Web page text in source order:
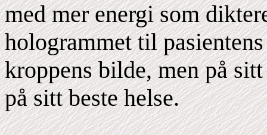
med mer energi som
hologrammet til
kroppens bilde, men på
på sitt beste helse.